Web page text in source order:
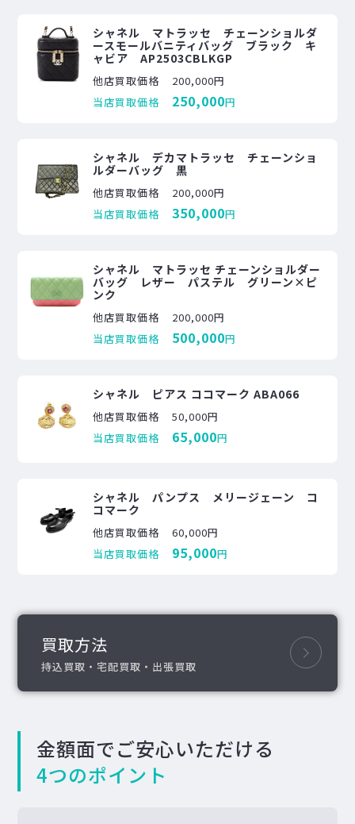
シャネル マトラッセ チェーンショルダ
ースモールバニティバッグ ブラック キ
ャビア AP2503CBLKGP
他店買取価格
200,000円
当店買取価格
250,000円
シャネル デカマトラッセ チェーンショ
ルダーバッグ 黒
他店買取価格
200,000円
当店買取価格
350,000円
シャネル マトラッセ チェーンショルダー
バッグ レザー パステル グリーン×ピ
ンク
他店買取価格
200,000円
当店買取価格
500,000円
シャネル ピアス ココマーク ABA066
他店買取価格
50,000円
当店買取価格
65,000円
シャネル パンプス メリージェーン コ
コマーク
他店買取価格
60,000円
当店買取価格
95,000円
買取方法
持込買取・宅配買取・出張買取
金額面でご安心いただける
4つのポイント